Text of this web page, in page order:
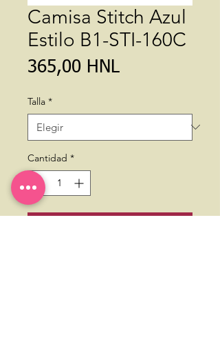
Camisa Stitch Azul
Estilo B1-STI-160C
365,00 HNLPrecio
Talla *
Cantidad *